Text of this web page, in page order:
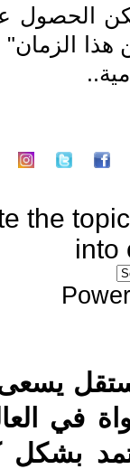
الحصول
هذا
the topic
into
في